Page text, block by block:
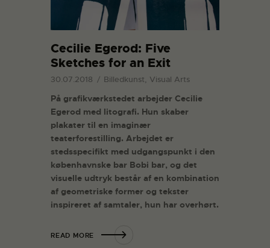
Cecilie Egerod: Five
Sketches for an Exit
30.07.2018 Billedkunst, Visual Arts
På grafikværkstedet arbejder Cecilie
Egerod med litografi. Hun skaber
plakater til en imaginær
teaterforestilling. Arbejdet er
stedsspecifikt med udgangspunkt i den
københavnske bar Bobi bar, og det
visuelle udtryk består af en kombination
af geometriske former og tekster
inspireret af samtaler, hun har overhørt.
READ MORE